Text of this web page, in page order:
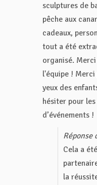
sculptures de
pêche aux
cadeaux,
tout a été
organisé.
l'équipe !
yeux des
hésiter pour
d’événements !
Réponse
Cela a
la